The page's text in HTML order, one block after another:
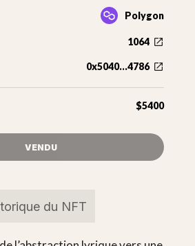
Polygon
1064
0x5040...4786
$5400
VENDU
du NFT